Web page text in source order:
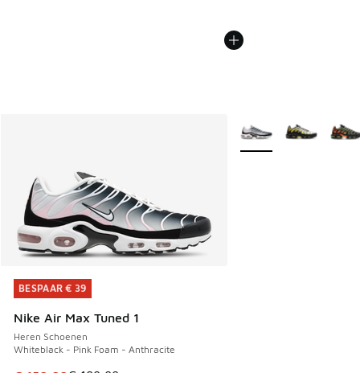
BESPAAR € 39
Nike Air Max Tuned 1
Heren Schoenen
Whiteblack - Pink Foam - Anthracite
BESPAAR € 39
Meer kleuren